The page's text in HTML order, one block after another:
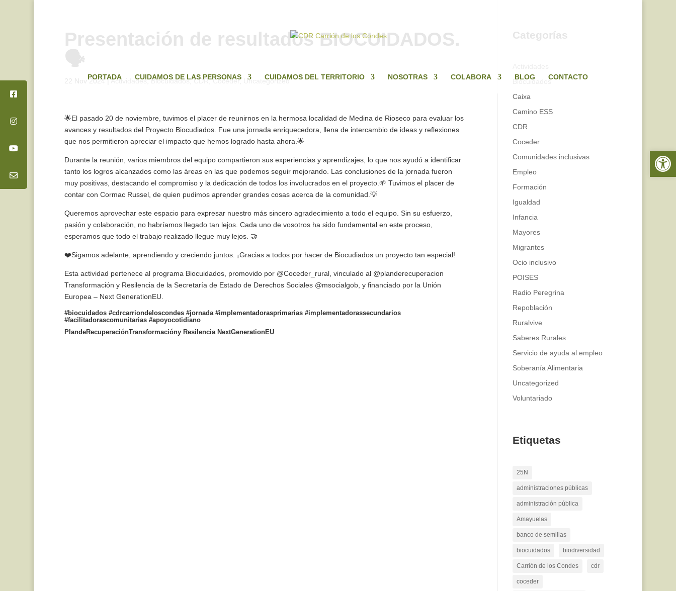
PORTADA CUIDAMOS DE LAS PERSONAS CUIDAMOS DEL TERRITORIO NOSOTRAS COLABORA BLOG CONTACTO
Presentación de resultados BIOCUIDADOS.
🗣️
22 Nov 2024|Actividades,Biocuidados,CDR,Coceder, Uncategorized
🌟El pasado 20 de noviembre, tuvimos el placer de reunirnos en la hermosa localidad de Medina de Rioseco para evaluar los
avances y resultados del Proyecto Biocudiados. Fue una jornada enriquecedora, llena de intercambio de ideas y reflexiones
que nos permitieron apreciar el impacto que hemos logrado hasta ahora.🌟
Durante la reunión, varios miembros del equipo compartieron sus experiencias y aprendizajes, lo que nos ayudó a identificar
tanto los logros alcanzados como las áreas en las que podemos seguir mejorando. Las conclusiones de la jornada fueron
muy positivas, destacando el compromiso y la dedicación de todos los involucrados en el proyecto.🌱 Tuvimos el placer de
contar con Cormac Russel, de quien pudimos aprender grandes cosas acerca de la comunidad.💡
Queremos aprovechar este espacio para expresar nuestro más sincero agradecimiento a todo el equipo. Sin su esfuerzo,
pasión y colaboración, no habríamos llegado tan lejos. Cada uno de vosotros ha sido fundamental en este proceso,
esperamos que todo el trabajo realizado llegue muy lejos. 🤝
❤️Sigamos adelante, aprendiendo y creciendo juntos. ¡Gracias a todos por hacer de Biocudiados un proyecto tan especial!
Esta actividad pertenece al programa Biocuidados, promovido por @Coceder_rural, vinculado al @planderecuperacion
Transformación y Resilencia de la Secretaría de Estado de Derechos Sociales @msocialgob, y financiado por la Unión
Europea – Next GenerationEU.
#biocuidados #cdrcarriondeloscondes #jornada #implementadorasprimarias #implementadorassecundarios
#facilitadorascomunitarias #apoyocotidiano
PlandeRecuperaciónTransformacióny Resilencia NextGenerationEU
Categorías
Biocuidados
Caixa
Camino ESS
CDR
Coceder
Comunidades inclusivas
Empleo
Formación
Igualdad
Infancia
Mayores
Migrantes
Ocio inclusivo
POISES
Radio Peregrina
Repoblación
Ruralvive
Saberes Rurales
Servicio de ayuda al empleo
Soberanía Alimentaria
Uncategorized
Voluntariado
Etiquetas
25N
administraciones públicas
administración pública
Amayuelas
banco de semillas
biocuidados biodiversidad
Carrión de los Condes cdr
coceder
Abrir